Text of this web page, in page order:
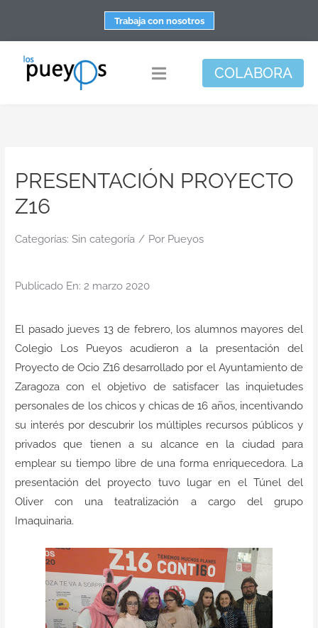
contenido
Trabaja con nosotros
Toggle
Apoyo personal y familiar
Responsabilidad social
Actualidad
COLABORA
PRESENTACIÓN PROYECTO
Z16
Categorías: Sin categoría / Por Pueyos
Publicado En: 2 marzo 2020
El pasado jueves 13 de febrero, los alumnos mayores del
Colegio Los Pueyos acudieron a la presentación del
Proyecto de Ocio Z16 desarrollado por el Ayuntamiento de
Zaragoza con el objetivo de satisfacer las inquietudes
personales de los chicos y chicas de 16 años, incentivando
su interés por descubrir los múltiples recursos públicos y
privados que tienen a su alcance en la ciudad para
emplear su tiempo libre de una forma enriquecedora. La
presentación del proyecto tuvo lugar en el Túnel del
Oliver con una teatralización a cargo del grupo
Imaquinaria.